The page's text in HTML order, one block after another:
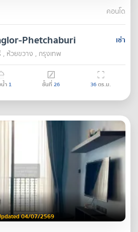
คอนโด
เช่า
Phetchaburi
ห้วยขวาง , กรุงเทพ
ำ 1 ชั้นที่26 36ตร.ม.
04/07/2569